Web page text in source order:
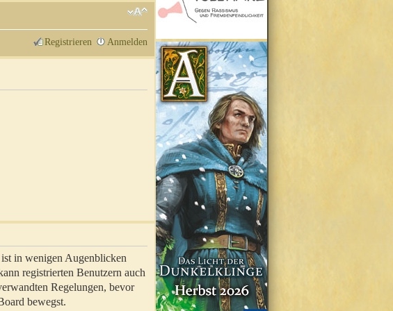
Registrieren Anmelden
in wenigen Augenblicken
registrierten Benutzern auch
Regelungen, bevor
bewegst.